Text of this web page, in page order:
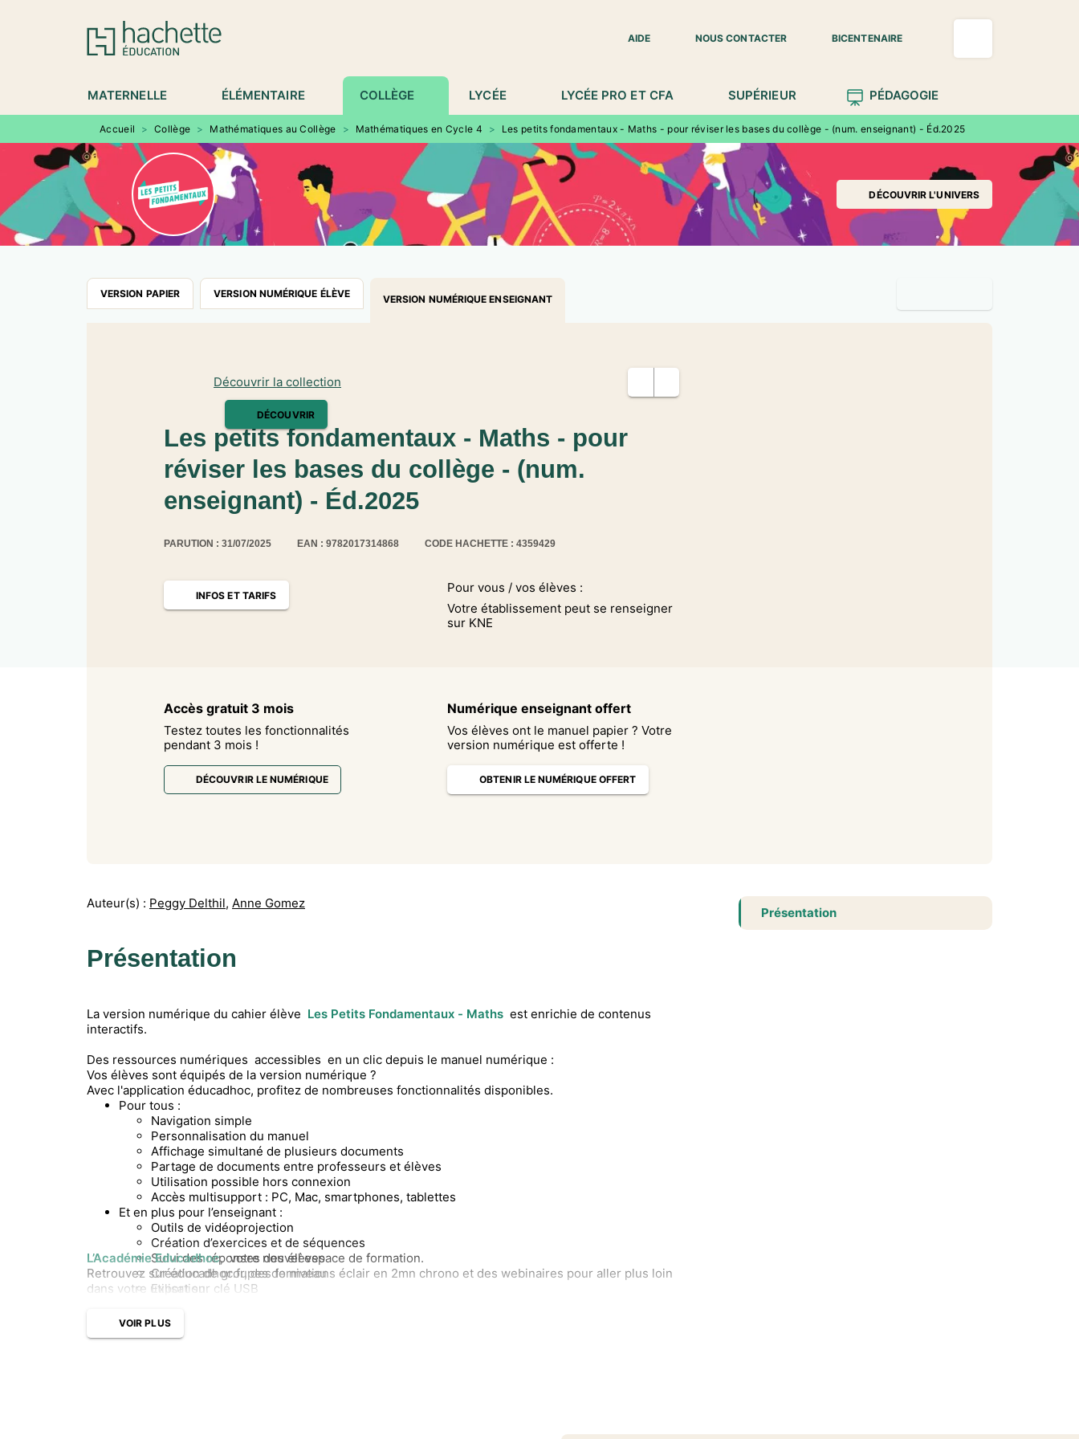
MENU RECHERCHE
AIDE
NOUS CONTACTER BICENTENAIRE
MATERNELLE ÉLÉMENTAIRE COLLÈGE LYCÉE LYCÉE PRO ET CFA SUPÉRIEUR PÉDAGOGIE
Accueil > Collège > Mathématiques au Collège > Mathématiques en Cycle 4 > Les petits fondamentaux - Maths - pour réviser les bases du collège - (num. enseignant) - Éd.2025
DÉCOUVRIR L'UNIVERS
VERSION PAPIER VERSION NUMÉRIQUE ÉLÈVE VERSION NUMÉRIQUE ENSEIGNANT
DÉCOUVRIR
Découvrir la collection
Les petits fondamentaux - Maths - pour
réviser les bases du collège - (num.
enseignant) - Éd.2025
PARUTION : 31/07/2025 EAN : 9782017314868 CODE HACHETTE : 4359429
INFOS ET TARIFS
Pour vous / vos élèves :
Votre établissement peut se renseigner
sur KNE
Accès gratuit 3 mois
Testez toutes les fonctionnalités
pendant 3 mois !
DÉCOUVRIR LE NUMÉRIQUE
Numérique enseignant offert
Vos élèves ont le manuel papier ? Votre
version numérique est offerte !
OBTENIR LE NUMÉRIQUE OFFERT
Auteur(s) : Peggy Delthil, Anne Gomez
Présentation
La version numérique du cahier élève Les Petits Fondamentaux - Maths est enrichie de contenus
interactifs.
Des ressources numériques accessibles en un clic depuis le manuel numérique :
Vos élèves sont équipés de la version numérique ?
Avec l'application éducadhoc, profitez de nombreuses fonctionnalités disponibles.
Pour tous :
Navigation simple
Personnalisation du manuel
Affichage simultané de plusieurs documents
Partage de documents entre professeurs et élèves
Utilisation possible hors connexion
Accès multisupport : PC, Mac, smartphones, tablettes
Et en plus pour l’enseignant :
Outils de vidéoprojection
Création d’exercices et de séquences
Suivi des réponses des élèves
Création de groupes de niveau
Export sur clé USB
L’Académie Educadhoc, votre nouvel espace de formation.
Retrouvez sur éducadhoc.fr, des formations éclair en 2mn chrono et des webinaires pour aller plus loin
dans votre utilisation.
VOIR PLUS
Présentation